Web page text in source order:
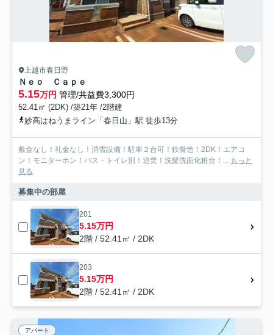
上越市春日野
Ｎｅｏ Ｃａｐｅ
5.15万円 管理/共益費3,300円
52.41㎡ (2DK) /築21年 /2階建
妙高はねうまライン「春日山」駅 徒歩13分
敷金なし！礼金なし！消雪設備！駐車２台可！鉄骨造！2DK！エアコ
ン！モニターホン！バス・トイレ別！追焚！洗髪洗面化粧台！... もっと
見る
募集中の部屋
201
5.15万円
2階 / 52.41㎡ / 2DK
203
5.15万円
2階 / 52.41㎡ / 2DK
アパート